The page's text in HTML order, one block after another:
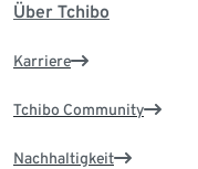
Über Tchibo
Karriere
Tchibo Community
Nachhaltigkeit